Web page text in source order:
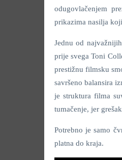
odugovlačenjem
prikazima nasilja
Jednu od
prije svega Toni
prestižnu filmsku
savršeno balansira
je struktura filma
tumačenje, jer
Potrebno je samo
platna do kraja.